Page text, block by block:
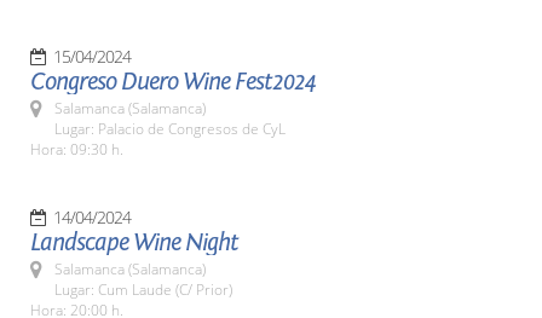
15/04/2024
Congreso Duero Wine Fest2024
Salamanca (Salamanca)
Lugar: Palacio de Congresos de CyL
Hora: 09:30 h.
14/04/2024
Landscape Wine Night
Salamanca (Salamanca)
Lugar: Cum Laude (C/ Prior)
Hora: 20:00 h.